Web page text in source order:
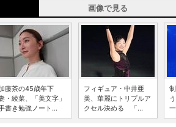
画像で見る
藤茶の45歳年下
・綾菜、「美文字」
書き勉強ノート...
フィギュア・中井亜
美、華麗にトリプルア
クセル決める 「...